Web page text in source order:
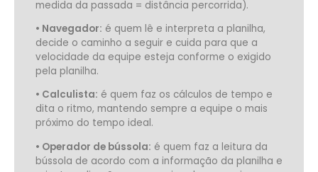
medida da passada = distância percorrida).
• Navegador: é quem lê e interpreta a planilha,
decide o caminho a seguir e cuida para que a
velocidade da equipe esteja conforme o exigido
pela planilha.
• Calculista: é quem faz os cálculos de tempo e
dita o ritmo, mantendo sempre a equipe o mais
próximo do tempo ideal.
• Operador de bússola: é quem faz a leitura da
bússola de acordo com a informação da planilha e